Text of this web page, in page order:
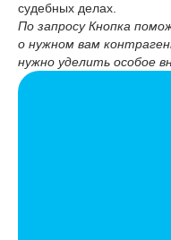
судебных делах.
По запросу Кнопка
о нужном вам
нужно уделить особое